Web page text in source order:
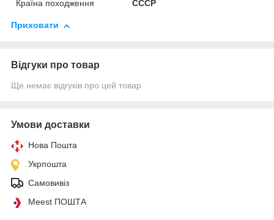
Країна походження
CCCP
Приховати
Відгуки про товар
Ще немає відгуків про цей товар
Умови доставки
Нова Пошта
Укрпошта
Самовивіз
Meest ПОШТА